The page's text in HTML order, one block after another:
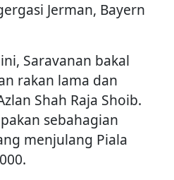
Jerman, Bayern
Saravanan bakal
rakan lama dan
Shah Raja Shoib.
sebahagian
menjulang Piala